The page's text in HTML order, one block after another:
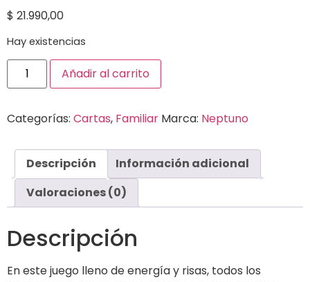
$ 21.990,00
Hay existencias
Añadir al carrito
Categorías: Cartas, Familiar Marca: Neptuno
Descripción
Información adicional
Valoraciones (0)
Descripción
En este juego lleno de energía y risas, todos los